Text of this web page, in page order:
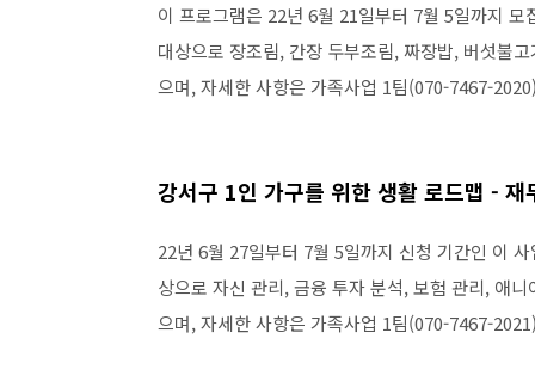
이 프로그램은 22년 6월 21일부터 7월 5일까지
대상으로 장조림, 간장 두부조림, 짜장밥, 버섯불
으며, 자세한 사항은 가족사업 1팀(070-7467-
강서구 1인 가구를 위한 생활 로드맵 - 재
22년 6월 27일부터 7월 5일까지 신청 기간인 이
상으로 자신 관리, 금융 투자 분석, 보험 관리, 애
으며, 자세한 사항은 가족사업 1팀(070-7467-